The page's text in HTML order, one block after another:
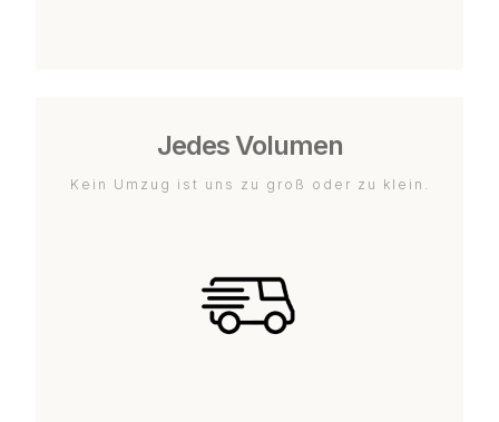
Jedes Volumen
Kein Umzug ist uns zu groß oder zu klein.